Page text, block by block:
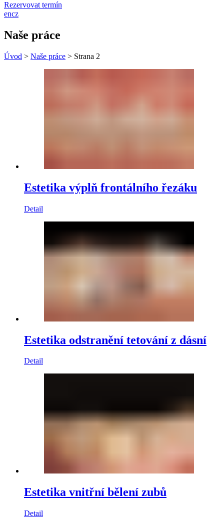
Rezervovat termín
encz
Naše práce
Úvod > Naše práce > Strana 2
Estetika výplň frontálního řezáku
Detail
Estetika odstranění tetování z dásní
Detail
Estetika vnitřní bělení zubů
Detail